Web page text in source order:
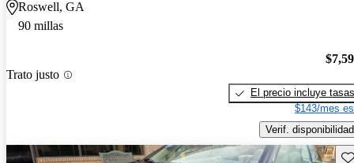
Roswell, GA
90 millas
Trato justo
El precio incluye tasas
$143/mes
Verif. disponibilidad